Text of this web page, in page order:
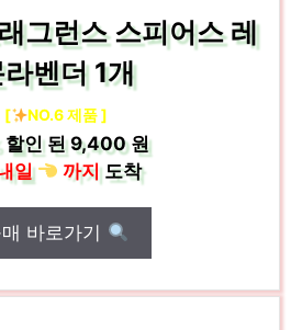
그런스 스피어스 레
벤더 1개
[ NO.6 제품 ]
할인 된9,400 원
일
까지도착
바로가기